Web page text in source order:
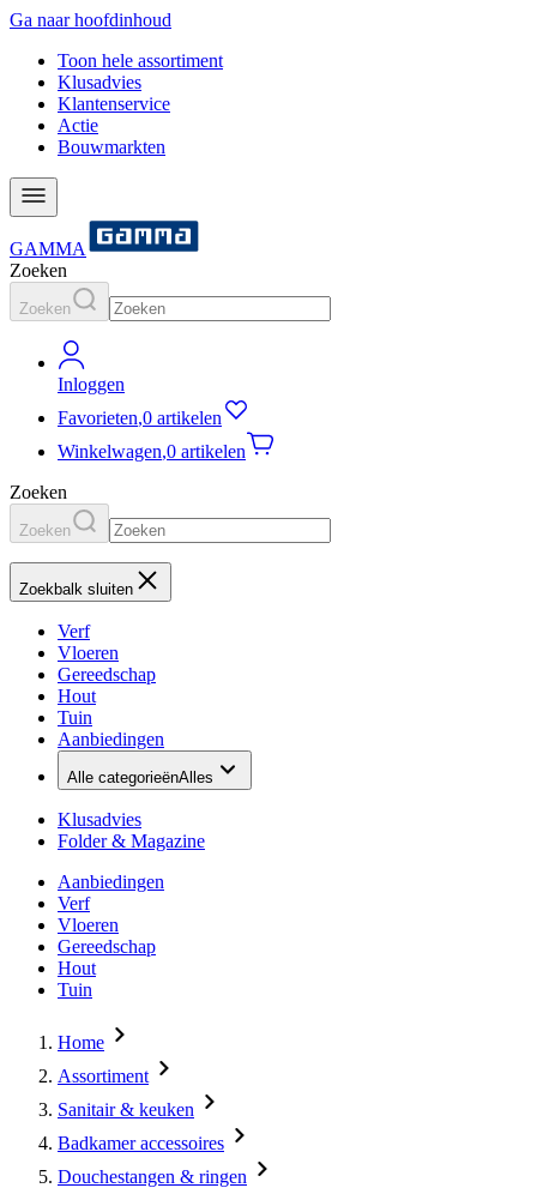
Ga naar hoofdinhoud
Toon hele assortiment
Klusadvies
Klantenservice
Actie
Bouwmarkten
GAMMA
Zoeken
Zoeken
Inloggen
Favorieten,0 artikelen
Winkelwagen,0 artikelen
Zoeken
Zoeken
Zoekbalk sluiten
Verf
Vloeren
Gereedschap
Hout
Tuin
Aanbiedingen
Alle categorieënAlles
Klusadvies
Folder & Magazine
Aanbiedingen
Verf
Vloeren
Gereedschap
Hout
Tuin
Home
Assortiment
Sanitair & keuken
Badkamer accessoires
Douchestangen & ringen